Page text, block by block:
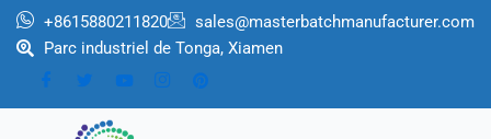
Aller
+8615880211820
sales@masterbatchmanufacturer.com
Parc industriel de Tonga, Xiamen